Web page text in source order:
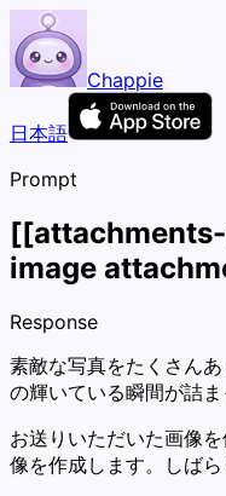
Chappie
日本語
Prompt
image
Response
素敵な写真をたくさん
の輝いている瞬間が詰ま
お送りいただいた画像
像を作成します。しばら